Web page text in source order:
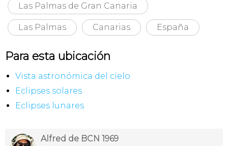
Las Palmas de Gran Canaria
Las Palmas Canarias España
Para esta ubicación
Vista astronómica del cielo
Eclipses solares
Eclipses lunares
Alfred de BCN 1969